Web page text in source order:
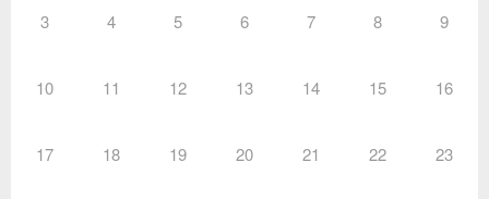
3 4 5 6 7 8 9
10 11 12 13 14 15 16
17 18 19 20 21 22 23